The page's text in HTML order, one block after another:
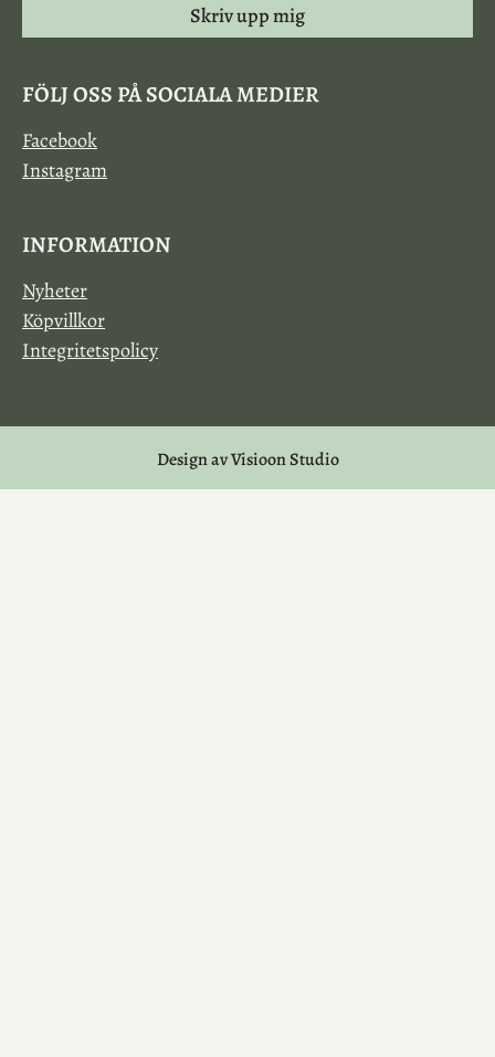
Skriv upp mig
FÖLJ OSS PÅ SOCIALA MEDIER
Facebook
Instagram
INFORMATION
Nyheter
Köpvillkor
Integritetspolicy
Design av Visioon Studio